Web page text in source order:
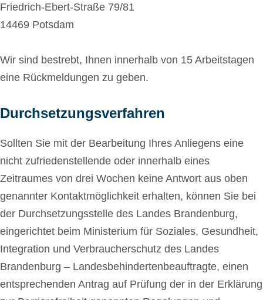
Friedrich-Ebert-Straße 79/81
14469 Potsdam
Wir sind bestrebt, Ihnen innerhalb von 15 Arbeitstagen
eine Rückmeldungen zu geben.
Durchsetzungsverfahren
Sollten Sie mit der Bearbeitung Ihres Anliegens eine
nicht zufriedenstellende oder innerhalb eines
Zeitraumes von drei Wochen keine Antwort aus oben
genannter Kontaktmöglichkeit erhalten, können Sie bei
der Durchsetzungsstelle des Landes Brandenburg,
eingerichtet beim Ministerium für Soziales, Gesundheit,
Integration und Verbraucherschutz des Landes
Brandenburg – Landesbehindertenbeauftragte, einen
entsprechenden Antrag auf Prüfung der in der Erklärung